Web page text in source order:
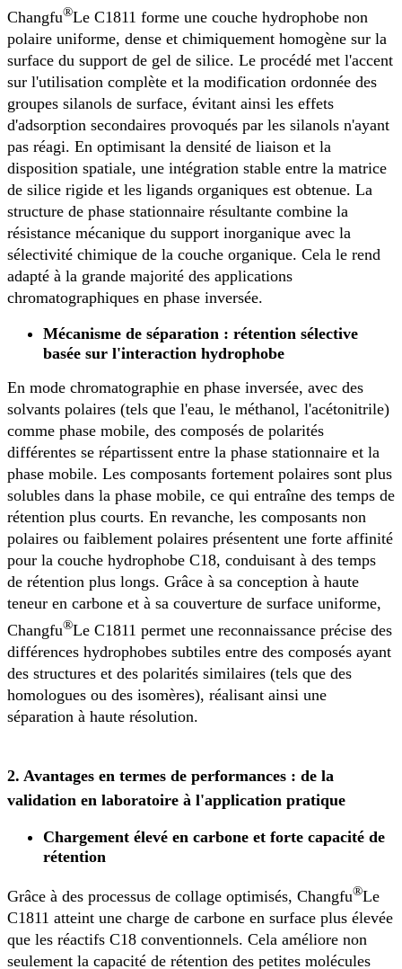
Changfu®Le C1811 forme une couche hydrophobe non
polaire uniforme, dense et chimiquement homogène sur la
surface du support de gel de silice. Le procédé met l'accent
sur l'utilisation complète et la modification ordonnée des
groupes silanols de surface, évitant ainsi les effets
d'adsorption secondaires provoqués par les silanols n'ayant
pas réagi. En optimisant la densité de liaison et la
disposition spatiale, une intégration stable entre la matrice
de silice rigide et les ligands organiques est obtenue. La
structure de phase stationnaire résultante combine la
résistance mécanique du support inorganique avec la
sélectivité chimique de la couche organique. Cela le rend
adapté à la grande majorité des applications
chromatographiques en phase inversée.
Mécanisme de séparation : rétention sélective
basée sur l'interaction hydrophobe
En mode chromatographie en phase inversée, avec des
solvants polaires (tels que l'eau, le méthanol, l'acétonitrile)
comme phase mobile, des composés de polarités
différentes se répartissent entre la phase stationnaire et la
phase mobile. Les composants fortement polaires sont plus
solubles dans la phase mobile, ce qui entraîne des temps de
rétention plus courts. En revanche, les composants non
polaires ou faiblement polaires présentent une forte affinité
pour la couche hydrophobe C18, conduisant à des temps
de rétention plus longs. Grâce à sa conception à haute
teneur en carbone et à sa couverture de surface uniforme,
Changfu®Le C1811 permet une reconnaissance précise des
différences hydrophobes subtiles entre des composés ayant
des structures et des polarités similaires (tels que des
homologues ou des isomères), réalisant ainsi une
séparation à haute résolution.
2. Avantages en termes de performances : de la
validation en laboratoire à l'application pratique
Chargement élevé en carbone et forte capacité de
rétention
Grâce à des processus de collage optimisés, Changfu®Le
C1811 atteint une charge de carbone en surface plus élevée
que les réactifs C18 conventionnels. Cela améliore non
seulement la capacité de rétention des petites molécules